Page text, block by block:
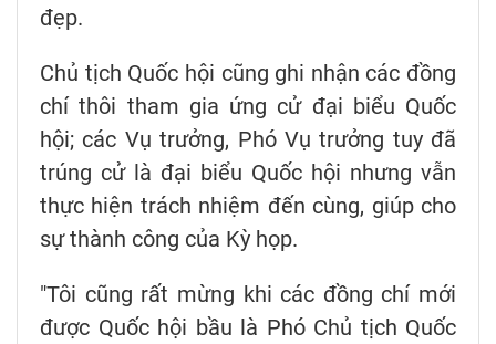
đẹp.
Chủ tịch Quốc hội cũng ghi nhận các đồng
chí thôi tham gia ứng cử đại biểu Quốc
hội; các Vụ trưởng, Phó Vụ trưởng tuy đã
trúng cử là đại biểu Quốc hội nhưng vẫn
thực hiện trách nhiệm đến cùng, giúp cho
sự thành công của Kỳ họp.
"Tôi cũng rất mừng khi các đồng chí mới
được Quốc hội bầu là Phó Chủ tịch Quốc